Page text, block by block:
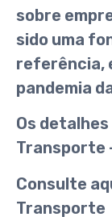
sobre
sido uma
referência,
pandemia
Os
Transporte
Consulte
Transporte